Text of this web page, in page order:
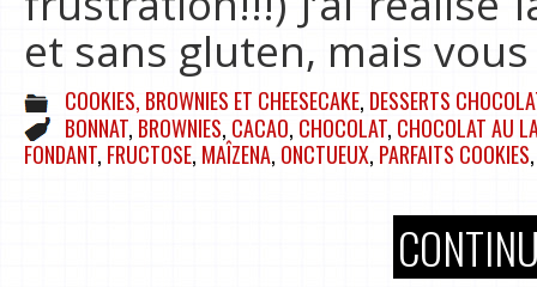
et sans gluten, mais
COOKIES, BROWNIES ET CHEESECAKE, DESSERTS
BONNAT, BROWNIES, CACAO, CHOCOLAT, CHOCOLAT AU
FONDANT, FRUCTOSE, MAÎZENA, ONCTUEUX, PARFAITS COOKIES